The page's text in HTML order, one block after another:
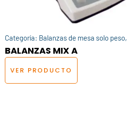
Categoría: Balanzas de mesa solo peso,
BALANZAS MIX A
VER PRODUCTO